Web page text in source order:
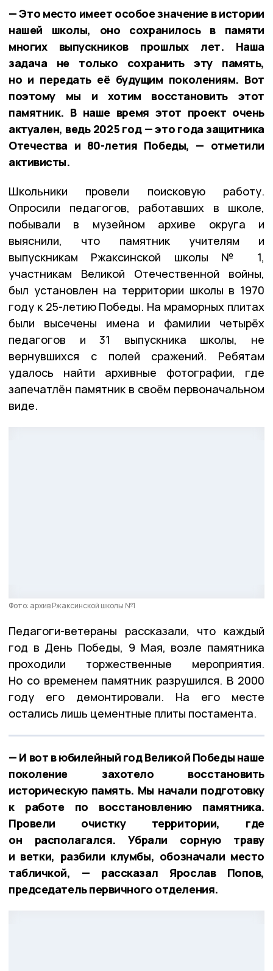
— Это место имеет особое значение в истории
нашей школы, оно сохранилось в памяти
многих выпускников прошлых лет. Наша
задача не только сохранить эту память,
но и передать её будущим поколениям. Вот
поэтому мы и хотим восстановить этот
памятник. В наше время этот проект очень
актуален, ведь 2025 год — это года защитника
Отечества и 80-летия Победы, — отметили
активисты.
Школьники провели поисковую работу.
Опросили педагогов, работавших в школе,
побывали в музейном архиве округа и
выяснили, что памятник учителям и
выпускникам Ржаксинской школы № 1,
участникам Великой Отечественной войны,
был установлен на территории школы в 1970
году к 25-летию Победы. На мраморных плитах
были высечены имена и фамилии четырёх
педагогов и 31 выпускника школы, не
вернувшихся с полей сражений. Ребятам
удалось найти архивные фотографии, где
запечатлён памятник в своём первоначальном
виде.
Фото: архив Ржаксинской школы №1
Педагоги-ветераны рассказали, что каждый
год в День Победы, 9 Мая, возле памятника
проходили торжественные мероприятия.
Но со временем памятник разрушился. В 2000
году его демонтировали. На его месте
остались лишь цементные плиты постамента.
— И вот в юбилейный год Великой Победы наше
поколение захотело восстановить
историческую память. Мы начали подготовку
к работе по восстановлению памятника.
Провели очистку территории, где
он располагался. Убрали сорную траву
и ветки, разбили клумбы, обозначали место
табличкой, — рассказал Ярослав Попов,
председатель первичного отделения.